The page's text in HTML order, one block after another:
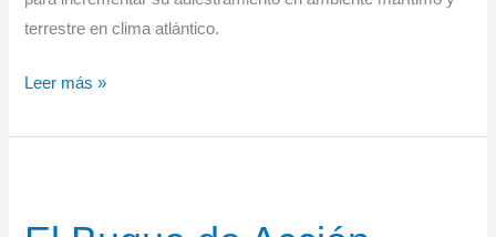
actividades
pesca
terrestre en clima atlántico.
La
de
Especial
Leer más »